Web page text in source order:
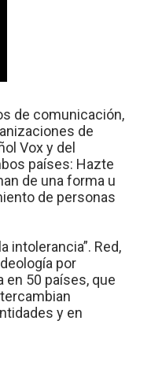
de comunicación,
de
Vox y del
países: Hazte
de una forma u
de personas
intolerancia”. Red,
por
50 países, que
y en